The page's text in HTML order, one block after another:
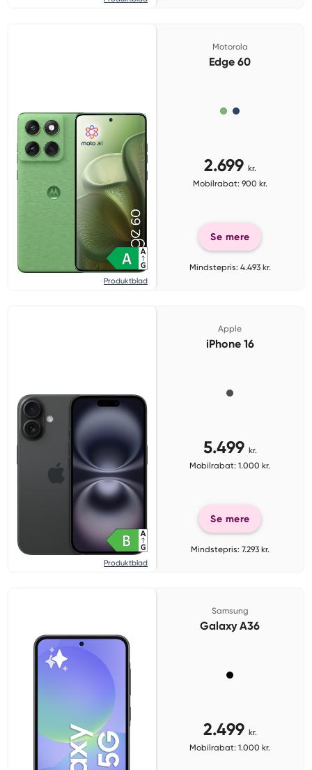
Produktblad
Motorola
Edge 60
2.699 kr.
Mobilrabat: 900 kr.
Se mere
Mindstepris: 4.493 kr.
Produktblad
Apple
iPhone 16
5.499 kr.
Mobilrabat: 1.000 kr.
Se mere
Mindstepris: 7.293 kr.
Samsung
Galaxy A36
2.499 kr.
Mobilrabat: 1.000 kr.